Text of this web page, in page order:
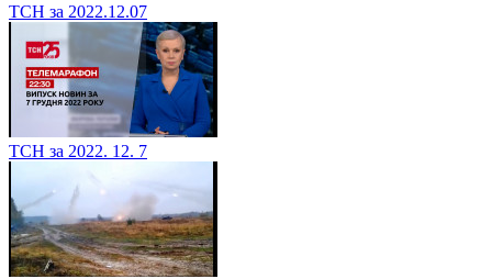
ТСН за 2022.12.07
ТСН за 2022. 12. 7